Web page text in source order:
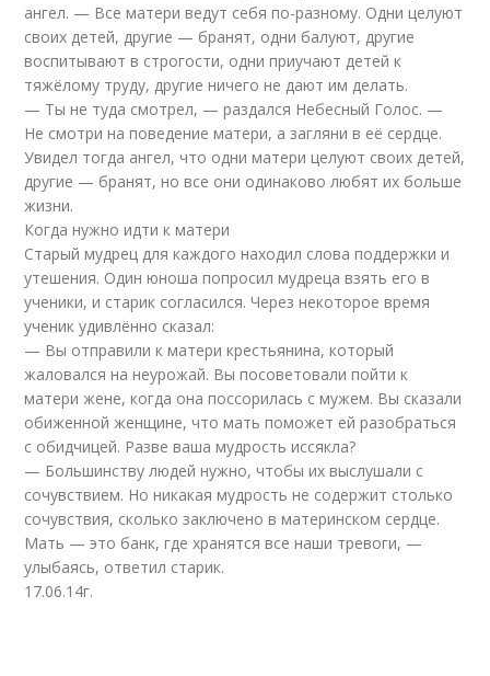
ангел. — Все матери ведут себя по-разному. Одни целуют
своих детей, другие — бранят, одни балуют, другие
воспитывают в строгости, одни приучают детей к
тяжёлому труду, другие ничего не дают им делать.
— Ты не туда смотрел, — раздался Небесный Голос. —
Не смотри на поведение матери, а загляни в её сердце.
Увидел тогда ангел, что одни матери целуют своих детей,
другие — бранят, но все они одинаково любят их больше
жизни.
Когда нужно идти к матери
Старый мудрец для каждого находил слова поддержки и
утешения. Один юноша попросил мудреца взять его в
ученики, и старик согласился. Через некоторое время
ученик удивлённо сказал:
— Вы отправили к матери крестьянина, который
жаловался на неурожай. Вы посоветовали пойти к
матери жене, когда она поссорилась с мужем. Вы сказали
обиженной женщине, что мать поможет ей разобраться
с обидчицей. Разве ваша мудрость иссякла?
— Большинству людей нужно, чтобы их выслушали с
сочувствием. Но никакая мудрость не содержит столько
сочувствия, сколько заключено в материнском сердце.
Мать — это банк, где хранятся все наши тревоги, —
улыбаясь, ответил старик.
17.06.14г.